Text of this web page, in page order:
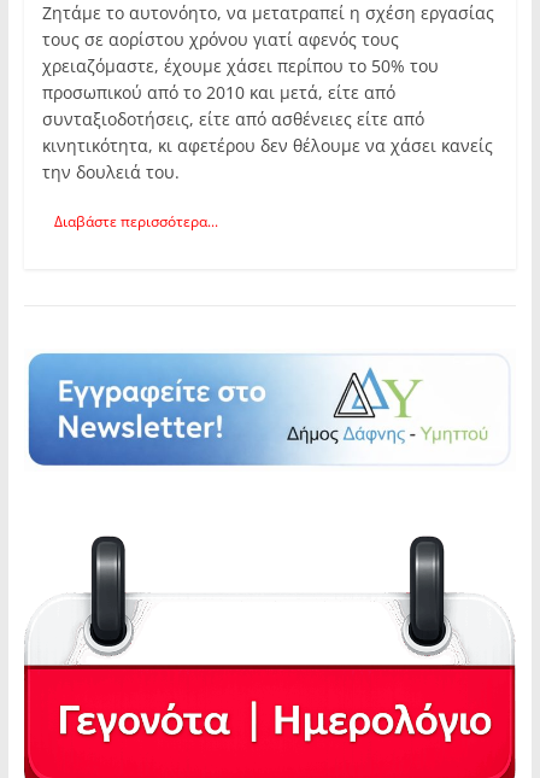
Ζητάμε το αυτονόητο, να μετατραπεί η σχέση εργασίας
τους σε αορίστου χρόνου γιατί αφενός τους
χρειαζόμαστε, έχουμε χάσει περίπου το 50% του
προσωπικού από το 2010 και μετά, είτε από
συνταξιοδοτήσεις, είτε από ασθένειες είτε από
κινητικότητα, κι αφετέρου δεν θέλουμε να χάσει κανείς
την δουλειά του.
Διαβάστε περισσότερα...